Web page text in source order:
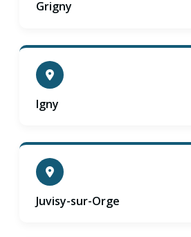
Grigny
Igny
Juvisy-sur-Orge